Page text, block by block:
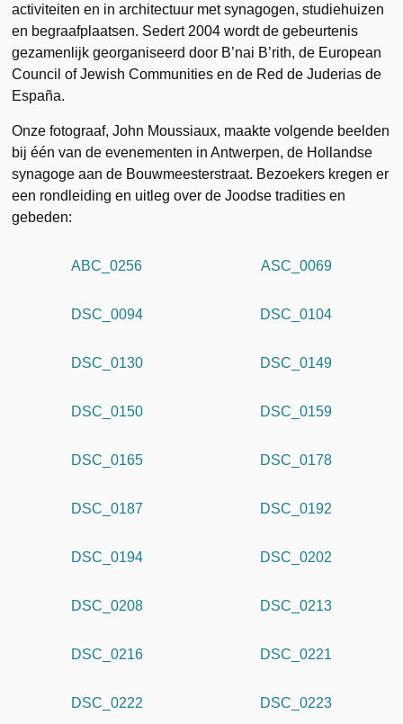
activiteiten en in architectuur met synagogen, studiehuizen
en begraafplaatsen. Sedert 2004 wordt de gebeurtenis
gezamenlijk georganiseerd door B’nai B’rith, de European
Council of Jewish Communities en de Red de Juderias de
España.
Onze fotograaf, John Moussiaux, maakte volgende beelden
bij één van de evenementen in Antwerpen, de Hollandse
synagoge aan de Bouwmeesterstraat. Bezoekers kregen er
een rondleiding en uitleg over de Joodse tradities en
gebeden:
ABC_0256 ASC_0069
DSC_0094 DSC_0104
DSC_0130 DSC_0149
DSC_0150 DSC_0159
DSC_0165 DSC_0178
DSC_0187 DSC_0192
DSC_0194 DSC_0202
DSC_0208 DSC_0213
DSC_0216 DSC_0221
DSC_0222 DSC_0223